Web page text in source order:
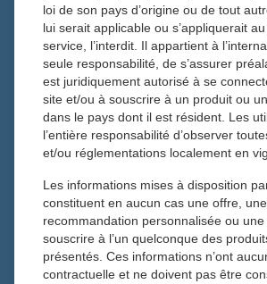
N°
ESQUISSE N°50 – NOUVELLE LETTRE
Edito - ça bouge chez Tiepolo
Gestion Privée - L'accompagnement
patrimoines
Ingénierie Patrimoniale - Penser le
Multigestion - L'ouverture mondiale au
loi de son pays d’origine ou de tout
lui serait applicable ou s’appliquerait
service, l’interdit. Il appartient à
seule responsabilité, de s’assurer
est juridiquement autorisé à se
site et/ou à souscrire à un produit ou
dans le pays dont il est résident. Les
l’entière responsabilité d’observer
et/ou réglementations localement en
Les informations mises à disposition
constituent en aucun cas une offre, une
recommandation personnalisée ou
souscrire à l’un quelconque des
présentés. Ces informations n’ont
contractuelle et ne doivent pas être